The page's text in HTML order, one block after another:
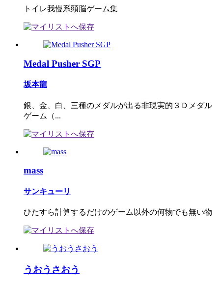
トイレ我慢系頭脳ゲーム集
Medal Pusher SGP
坂本龍
銀、金、白、三種のメダルが出る非現実的３Ｄメダル
ゲーム（...
mass
サンキューリ
ひたすら計算するだけのゲーム以外の何物でも無い物
うおうさおう